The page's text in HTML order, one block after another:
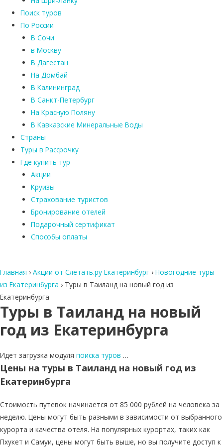
Поиск туров
По России
В Сочи
в Москву
В Дагестан
На Домбай
В Калининград
В Санкт-Петербург
На Красную Поляну
В Кавказские Минеральные Воды
Страны
Туры в Рассрочку
Где купить тур
Акции
Круизы
Страхование туристов
Бронирование отелей
Подарочный сертификат
Способы оплаты
Главная › Акции от Слетать.ру Екатеринбург › Новогодние туры
из Екатеринбурга › Туры в Таиланд на новый год из
Екатеринбурга
Туры в Таиланд на новый
год из Екатеринбурга
Идет загрузка модуля поиска туров …
Цены на туры в Таиланд на новый год из
Екатеринбурга
Стоимость путевок начинается от 85 000 рублей на человека за
неделю. Цены могут быть разными в зависимости от выбранного
курорта и качества отеля. На популярных курортах, таких как
Пхукет и Самуи, цены могут быть выше, но вы получите доступ к